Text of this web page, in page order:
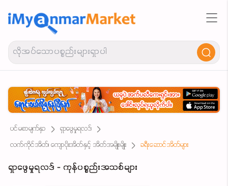
ပင်မစာမျက်နှာ
ရှာဖွေမှုရလဒ်
လက်ကိုင်အိတ်၊ ကျောပိုးအိတ်နှင့် အိတ်အမျိုးမျိုး
ခရီးဆောင်အိတ်များ
ရှာဖွေမှုရလဒ် - ကုန်ပစ္စည်းအသစ်များ